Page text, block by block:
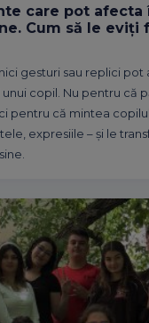
care pot afecta
Cum să le eviți
gesturi sau replici pot
copil. Nu pentru că
pentru că mintea
expresiile – și le